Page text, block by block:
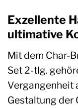
Exzellente
ultimative
Mit dem Char-
Set 2-tlg.
Vergangenheit
Gestaltung der